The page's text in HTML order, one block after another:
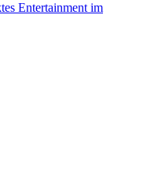
Entertainment im